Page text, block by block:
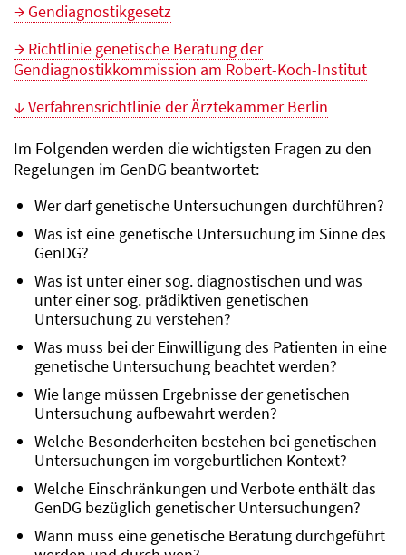
Gendiagnostikgesetz
Richtlinie genetische Beratung der
Gendiagnostikkommission am Robert-Koch-Institut
Verfahrensrichtlinie der Ärztekammer Berlin
Im Folgenden werden die wichtigsten Fragen zu den
Regelungen im GenDG beantwortet:
Wer darf genetische Untersuchungen durchführen?
Was ist eine genetische Untersuchung im Sinne des
GenDG?
Was ist unter einer sog. diagnostischen und was
unter einer sog. prädiktiven genetischen
Untersuchung zu verstehen?
Was muss bei der Einwilligung des Patienten in eine
genetische Untersuchung beachtet werden?
Wie lange müssen Ergebnisse der genetischen
Untersuchung aufbewahrt werden?
Welche Besonderheiten bestehen bei genetischen
Untersuchungen im vorgeburtlichen Kontext?
Welche Einschränkungen und Verbote enthält das
GenDG bezüglich genetischer Untersuchungen?
Wann muss eine genetische Beratung durchgeführt